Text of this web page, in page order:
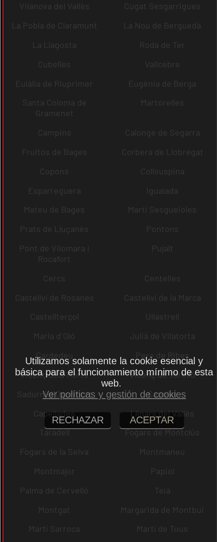
Vilanova del Vallès
Cugat Sesgarrigues
La Pobla de Claramunt
La Nou de Berguedà
La Llagosta
Roda de Ter
Cubelles
Vallcebre
Eulàlia de Riuprimer
Eugènia de Berga
Santa Coloma de
Gramenet
Martorelles
Campins
Calonge de Segarra
Fruitós de Bages
Corbera de Llobregat
Copons
Collsuspina
Esparreguera
Igualada
Mateu de Bages
Martí Sesgueioles
Prats de Lluçanès
Pontons
Pont de Vilomara i
Rocafort
Pujalt
Cercs
Centelles
Castellví de Rosanes
Castellví de la Marca
Castellterçol
Ullastrell
Maria d´Oló
Julià de Vilatorta
Cardedeu
Pere de Ribes
Vicenç dels Horts
Vicenç de Torelló
Sadurní d´Osormort
Capolat
Capellades
Llinars del Vallès
Taradell
Fogars de Montclús
Fogars de la Selva
Montmaneu
Montmajor
Papiol
Palma de Cervelló
Teià
Montgat
Margarida de Montbui
Martí Sarroca
Martí de Tous
Utilizamos solamente la cookie esencial y
básica para el funcionamiento mínimo de esta
web.
Ver políticas y gestión de cookies
RECHAZAR ACEPTAR